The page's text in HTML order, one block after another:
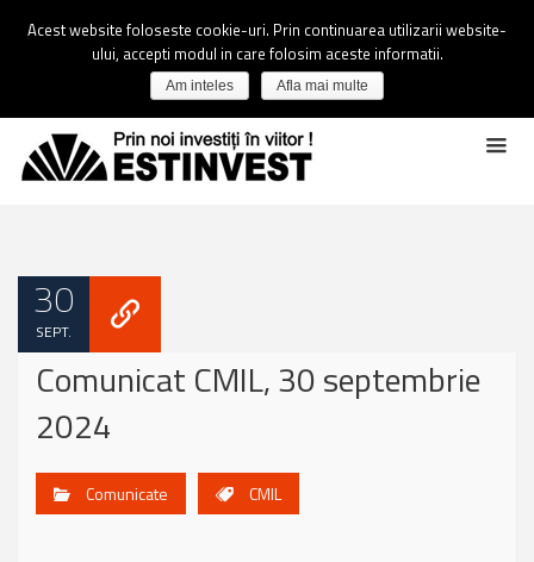
30
SEPT.
Comunicat CMIL, 30 septembrie
2024
Comunicate CMIL
Acest website foloseste cookie-uri. Prin continuarea utilizarii website-
ului, accepti modul in care folosim aceste informatii.
Am inteles Afla mai multe